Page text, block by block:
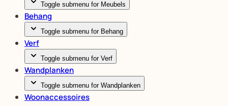
Toggle submenu for Meubels
Behang
Toggle submenu for Behang
Verf
Toggle submenu for Verf
Wandplanken
Toggle submenu for Wandplanken
Woonaccessoires